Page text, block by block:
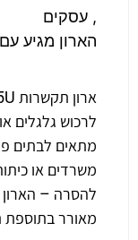
, עסקים
הארון מגיע
מתאים לבתים
משרדים או
להסרה – הארון
מאורר בתוספת